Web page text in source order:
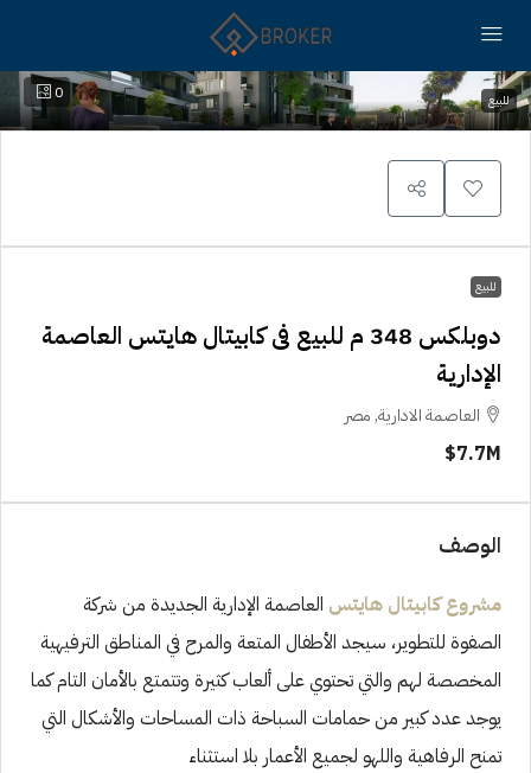
0 للبيع
للبيع
دوبلكس 348 م للبيع فى كابيتال هايتس العاصمة
الإدارية
العاصمة الادارية, مصر
7.7M$
الوصف
مشروع كابيتال هايتس العاصمة الإدارية الجديدة من شركة
الصفوة للتطوير، سيجد الأطفال المتعة والمرح في المناطق الترفيهية
المخصصة لهم والتي تحتوي على ألعاب كثيرة وتتمتع بالأمان التام كما
يوجد عدد كبير من حمامات السباحة ذات المساحات والأشكال التي
تمنح الرفاهية واللهو لجميع الأعمار بلا استثناء